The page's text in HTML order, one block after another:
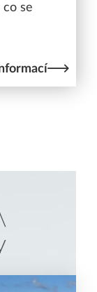
se